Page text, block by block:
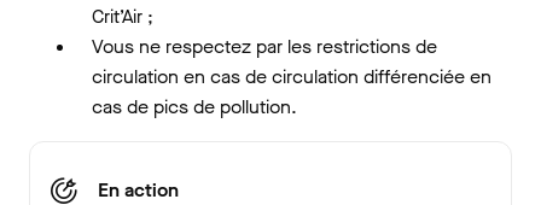
Crit’Air ;
Vous ne respectez par les restrictions de
circulation en cas de circulation différenciée en
cas de pics de pollution.
En action